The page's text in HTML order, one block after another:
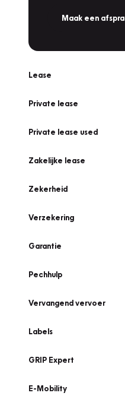
Maak een
Lease
Private lease
Private lease used
Zakelijke lease
Zekerheid
Verzekering
Garantie
Pechhulp
Vervangend vervoer
Labels
GRIP Expert
E-Mobility